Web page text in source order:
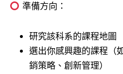
準備方向：
研究該科系的課程地圖
選出你感興趣的課程（
銷策略、創新管理）